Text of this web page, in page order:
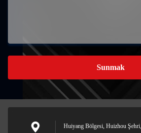
Sunmak
Huiyang Bölgesi, Huizhou